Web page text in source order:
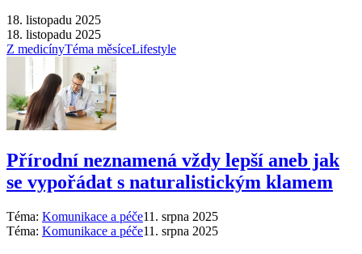
18. listopadu 2025
18. listopadu 2025
Z medicínyTéma měsíceLifestyle
Přírodní neznamená vždy lepší aneb jak
se vypořádat s naturalistickým klamem
Téma: Komunikace a péče11. srpna 2025
Téma: Komunikace a péče11. srpna 2025